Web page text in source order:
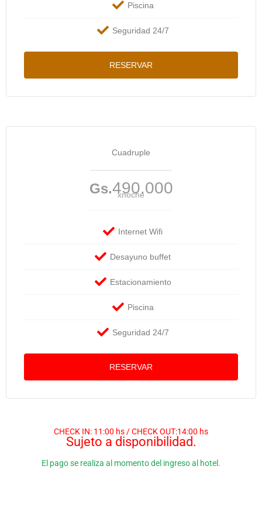
Piscina
Seguridad 24/7
RESERVAR
Cuadruple
Gs.490.000
xnoche
Internet Wifi
Desayuno buffet
Estacionamiento
Piscina
Seguridad 24/7
RESERVAR
CHECK IN: 11:00 hs / CHECK OUT:14:00 hs
Sujeto a disponibilidad.
El pago se realiza al momento del ingreso al hotel.